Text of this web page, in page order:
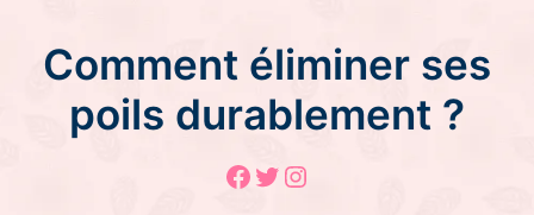
Comment éliminer ses
poils durablement ?
Facebook
Twitter
Instagram